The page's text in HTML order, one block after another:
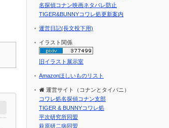
名探偵コナン映画ネタバレ防止
TIGER&BUNNYコワレ処更新案内
運営日記(長文投下用)
イラスト関係
旧イラスト展示室
Amazonほしいものリスト
運営サイト（コナンとタイバニ）
コワレ処名探偵コナン支部
TIGER & BUNNYコワレ処
平次研究所同盟
萩原研二病同盟